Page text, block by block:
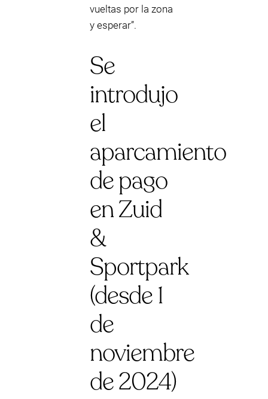
vueltas por la zona
y esperar”.
Se
introdujo
el
aparcamiento
de pago
en Zuid
&
Sportpark
(desde 1
de
noviembre
de 2024)